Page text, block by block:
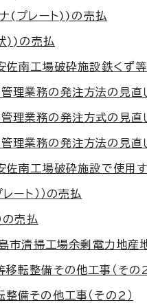
(プレート))の売払
))の売払
佐南工場破砕施設鉄くず
理業務の発注方法の見直
理業務の発注方式の見直
理業務の発注方法の見直
安佐南工場破砕施設で使用
ート））の売払
の売払
島市清掃工場余剰電力地産
移転整備その他工事（その2
整備その他工事（その2）